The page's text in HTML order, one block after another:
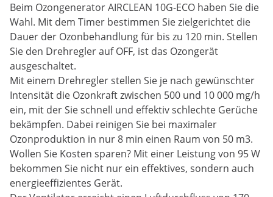
Beim Ozongenerator AIRCLEAN 10G-ECO haben Sie die
Wahl. Mit dem Timer bestimmen Sie zielgerichtet die
Dauer der Ozonbehandlung für bis zu 120 min. Stellen
Sie den Drehregler auf OFF, ist das Ozongerät
ausgeschaltet.
Mit einem Drehregler stellen Sie je nach gewünschter
Intensität die Ozonkraft zwischen 500 und 10 000 mg/h
ein, mit der Sie schnell und effektiv schlechte Gerüche
bekämpfen. Dabei reinigen Sie bei maximaler
Ozonproduktion in nur 8 min einen Raum von 50 m3.
Wollen Sie Kosten sparen? Mit einer Leistung von 95 W
bekommen Sie nicht nur ein effektives, sondern auch
energieeffizientes Gerät.